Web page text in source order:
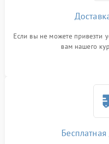
Если вы не можете привезти
вам нашего